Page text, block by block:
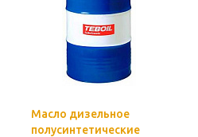
Масло дизельное
полусинтетические